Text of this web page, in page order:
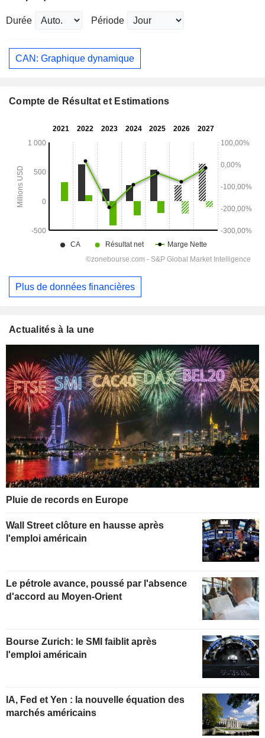
Durée Période
CAN: Graphique dynamique
Compte de Résultat et Estimations
Plus de données financières
Actualités à la une
Pluie de records en Europe
Wall Street clôture en hausse après
l'emploi américain
Le pétrole avance, poussé par l'absence
d'accord au Moyen-Orient
Bourse Zurich: le SMI faiblit après
l'emploi américain
IA, Fed et Yen : la nouvelle équation des
marchés américains